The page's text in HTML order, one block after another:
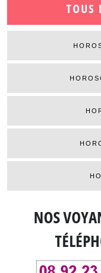
TOUS
NOS